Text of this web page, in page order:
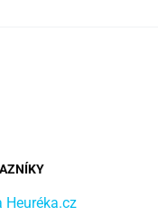
Heuréka.cz